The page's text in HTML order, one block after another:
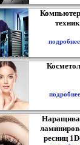
техник
ресниц